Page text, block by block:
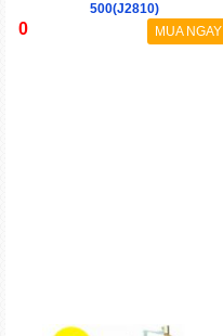
500(J2810)
0 MUA NGAY